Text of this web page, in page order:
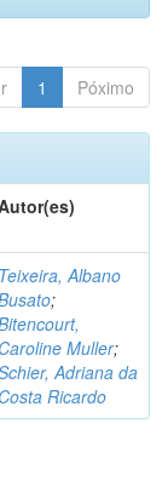
1 Póximo
Teixeira, Albano
;
Caroline Muller;
Adriana da
Costa Ricardo